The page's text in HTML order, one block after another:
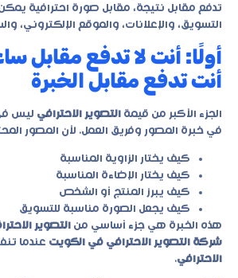
تدفع مقابل نتيجة، مقابل صورة احترافية
التسويق، والإعلانات، والموقع الإلكتروني،
أولًا: أنت لا تدفع مقابل
أنت تدفع مقابل الخبرة
الجزء الأكبر من قيمة التصوير الاحترافي ليس
في خبرة المصور وفريق العمل. لأن المصور
كيف يختار الزاوية المناسبة
كيف يختار الإضاءة المناسبة
كيف يبرز المنتج أو الشخص
كيف يجعل الصورة مناسبة للتسويق
هذه الخبرة هي جزء أساسي من التصوير
شركة التصوير الاحترافي في الكويت عندما
الاحترافي.